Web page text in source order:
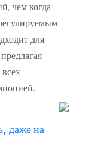
чем когда
для
даже на